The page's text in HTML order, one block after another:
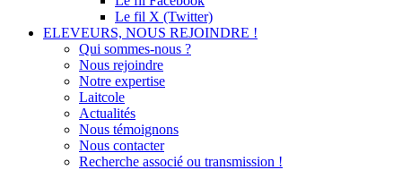
Le fil X (Twitter)
ELEVEURS, NOUS REJOINDRE !
Qui sommes-nous ?
Nous rejoindre
Notre expertise
Laitcole
Actualités
Nous témoignons
Nous contacter
Recherche associé ou transmission !